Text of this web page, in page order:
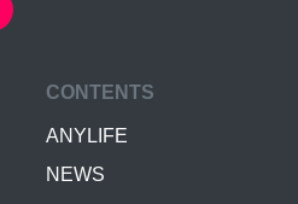
CONTENTS
ANYLIFE
NEWS